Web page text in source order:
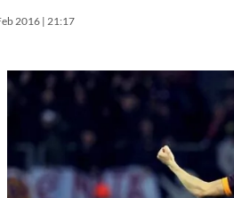
2016 | 21:17